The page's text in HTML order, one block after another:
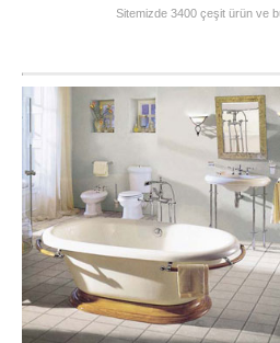
Sitemizde 3400 çeşit ürün ve